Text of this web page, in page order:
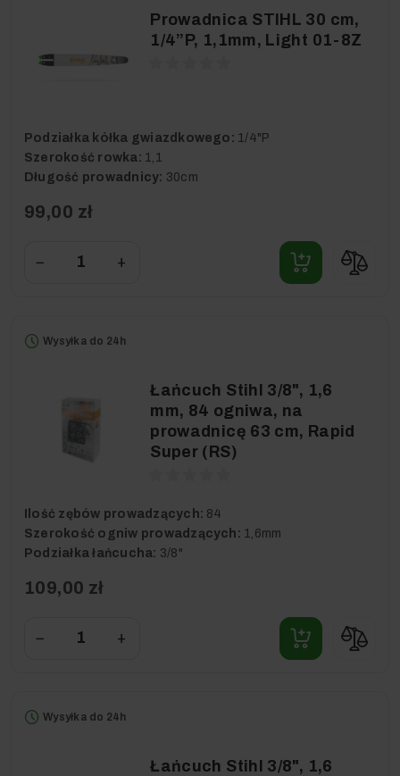
Prowadnica STIHL 30 cm,
1/4”P, 1,1mm, Light 01-8Z
Podziałka kółka gwiazdkowego: 1/4"P
Szerokość rowka: 1,1
Długość prowadnicy: 30cm
99,00 zł
− +
Wysyłka do 24h
Łańcuch Stihl 3/8", 1,6
mm, 84 ogniwa, na
prowadnicę 63 cm, Rapid
Super (RS)
Ilość zębów prowadzących: 84
Szerokość ogniw prowadzących: 1,6mm
Podziałka łańcucha: 3/8"
109,00 zł
− +
Wysyłka do 24h
Łańcuch Stihl 3/8", 1,6